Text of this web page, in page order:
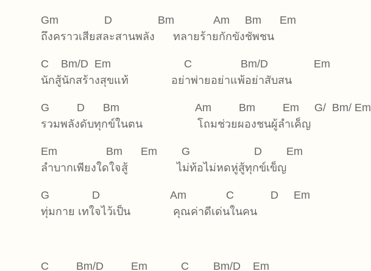
Gm D Bm Am Bm Em
ถึงคราวเสียสละสานพลัง ทลายร้ายกักขังชัพชน
C Bm/D Em C Bm/D Em
นักสู้นักสร้างสุขแท้ อย่าพ่ายอย่าแพ้อย่าสับสน
G D Bm Am Bm Em G/ Bm/ Em
รวมพลังดับทุกข์ในตน โถมช่วยผองชนผู้ลำเค็ญ
Em Bm Em G D Em
ลำบากเพียงใดใจสู้ ไม่ท้อไม่หดหู่สู้ทุกข์เข็ญ
G D Am C D Em
ทุ่มกาย เทใจไว้เป็น คุณค่าดีเด่นในคน
C Bm/D Em C Bm/D Em